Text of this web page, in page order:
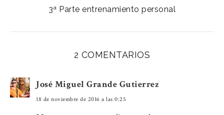
3ª Parte entrenamiento personal
2 COMENTARIOS
José Miguel Grande Gutierrez
18 de noviembre de 2016 a las 0:25